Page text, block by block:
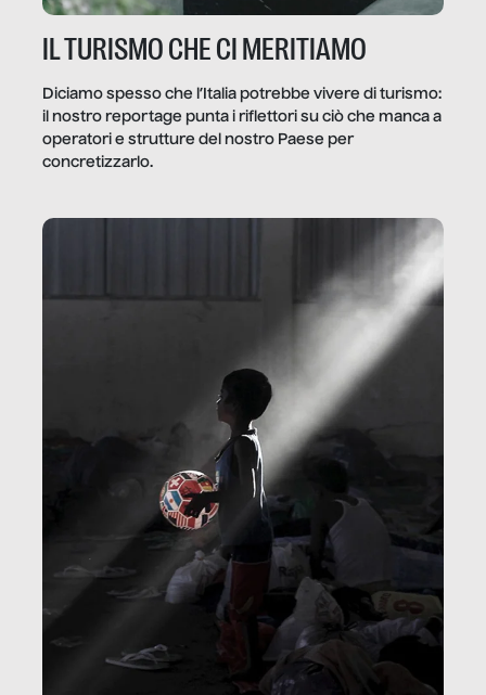
IL TURISMO CHE CI MERITIAMO
Diciamo spesso che l’Italia potrebbe vivere di turismo:
il nostro reportage punta i riflettori su ciò che manca a
operatori e strutture del nostro Paese per
concretizzarlo.